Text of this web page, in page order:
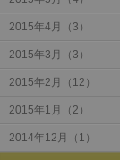
2015年4月（3）
2015年3月（3）
2015年2月（12）
2015年1月（2）
2014年12月（1）